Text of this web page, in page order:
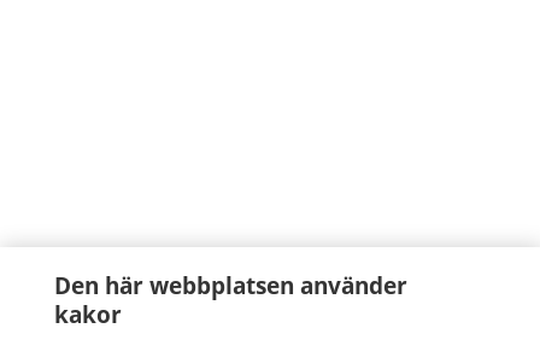
Den här webbplatsen använder
kakor